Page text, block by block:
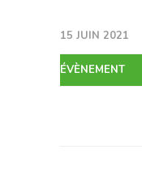
15 JUIN 2021
ÉVÈNEMENT